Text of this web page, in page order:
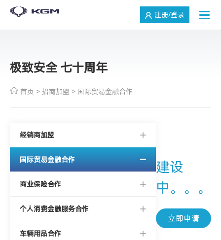
注册/登录
极致安全 七十周年
首页 > 招商加盟 > 国际贸易金融合作
经销商加盟
国际贸易金融合作
商业保险合作
个人消费金融服务合作
车辆用品合作
建设
中。。。
立即申请